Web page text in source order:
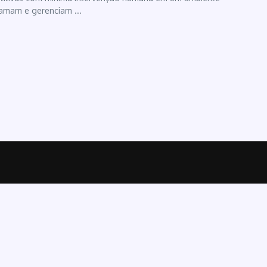
e gerenciam ...